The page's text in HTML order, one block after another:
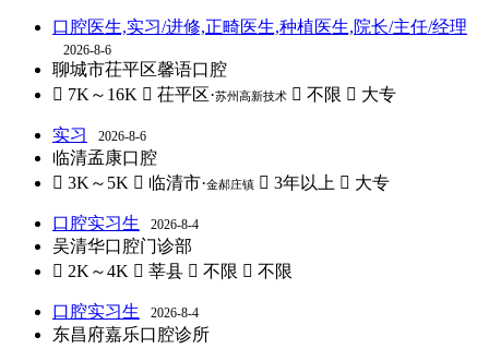
口腔医生,实习/进修,正畸医生,种植医生,院长/主任/经理
2026-8-6
聊城市茌平区馨语口腔
 7K～16K  茌平区·苏州高新技术  不限  大专
实习 2026-8-6
临清孟康口腔
 3K～5K  临清市·金郝庄镇  3年以上  大专
口腔实习生 2026-8-4
吴清华口腔门诊部
 2K～4K  莘县  不限  不限
口腔实习生 2026-8-4
东昌府嘉乐口腔诊所